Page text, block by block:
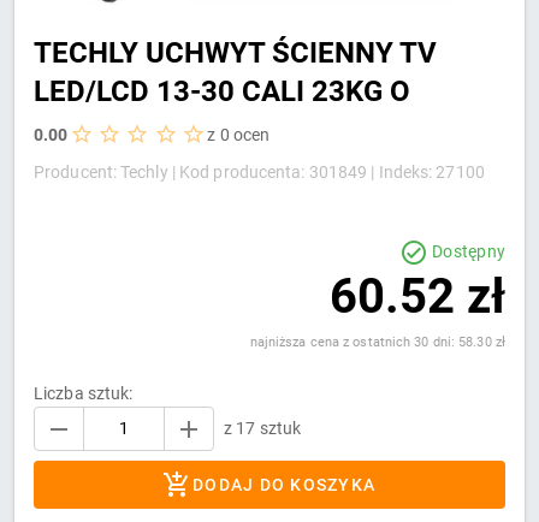
TECHLY UCHWYT ŚCIENNY TV
LED/LCD 13-30 CALI 23KG O
0.00
z 0 ocen
Producent: Techly | Kod producenta: 301849 | Indeks: 27100
Dostępny
60.52 zł
najniższa cena z ostatnich 30 dni: 58.30 zł
Liczba sztuk:
z 17 sztuk
DODAJ DO KOSZYKA